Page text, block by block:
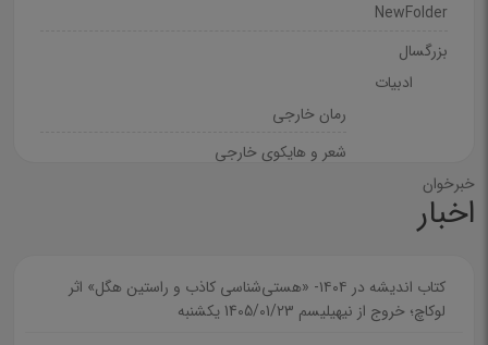
NewFolder
بزرگسال
ادبیات
رمان خارجی
شعر و هایکوی خارجی
مجموعه داستان‌های فارسی
خبرخوان
اخبار
کتاب اندیشه در ۱۴۰۴- «هستی‌شناسی کاذب و راستین هگل» اثر
لوکاچ؛ خروج از نیهیلیسم 1405/01/23 يكشنبه